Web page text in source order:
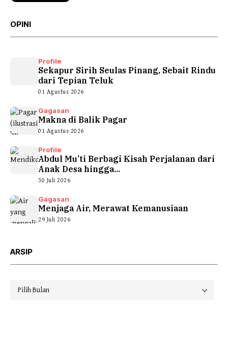
OPINI
Profile
Sekapur Sirih Seulas Pinang, Sebait Rindu
dari Tepian Teluk
01 Agustus 2026
Gagasan
Makna di Balik Pagar
01 Agustus 2026
Profile
Abdul Mu’ti Berbagi Kisah Perjalanan dari
Anak Desa hingga...
30 Juli 2026
Gagasan
Menjaga Air, Merawat Kemanusiaan
29 Juli 2026
ARSIP
Arsip